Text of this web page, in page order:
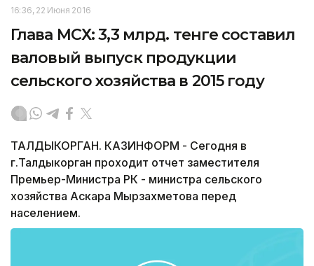
16:36, 22 Июня 2016
Глава МСХ: 3,3 млрд. тенге составил
валовый выпуск продукции
сельского хозяйства в 2015 году
ТАЛДЫКОРГАН. КАЗИНФОРМ - Сегодня в
г.Талдыкорган проходит отчет заместителя
Премьер-Министра РК - министра сельского
хозяйства Аскара Мырзахметова перед
населением.